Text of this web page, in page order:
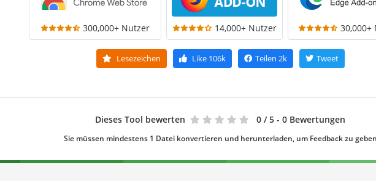
300,000+ Nutzer 14,000+ Nutzer 30,000+
Lesezeichen Like106k Teilen 2k Tweet
Dieses Tool bewerten 0 / 5 - 0 Bewertungen
Sie müssen mindestens 1 Datei konvertieren und herunterladen, um Feedback zu geben